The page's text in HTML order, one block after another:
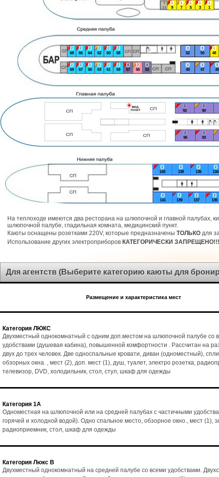
1
1
2
134
2
135
2
136
2
137
2
138
2
139
2
140
2
141
1
3
3
45
3
47
1
48
3
49
1
5
3
50
3
52
4
53
2
55
4
57
2
58
2
59
2
60
2
61
2
62
2
63
2
64
2
65
2
66
2
67
2
68
2
69
1
7
1
9
2
90
2
92
2
93
2
95
На теплоходе имеются два ресторана на шлюпочной и главной палубах,
шлюпочной палубе, гладильная комната, медицинский пункт.
Каюты оснащены розетками 220V, которые предназначены ТОЛЬКО для
Использование других электроприборов КАТЕГОРИЧЕСКИ ЗАПРЕЩЕНО!!!
Для агентств (Выберите категорию каюты для
Размещение и характеристика мест
Категория ЛЮКС
Двухместный однокомнатный с одним доп.местом на шлюпочной палубе со
удобствами (душевая кабина), повышенной комфортности . Рассчитан на
двух до трех человек. Две односпальные кровати, диван (одноместный),
обзорных окна. , мест (2), доп. мест (1), душ, туалет, электро розетка,
телевизор, DVD, холодильник, стол, стул, шкаф для одежды
Категория 1А
Одноместная на шлюпочной или на средней палубах с частичными
горячей и холодной водой). Одно спальное место, обзорное окно., мест (1),
радиоприемник, стол, шкаф для одежды
Категория Люкс В
Двухместный однокомнатный на средней палубе со всеми удобствами.